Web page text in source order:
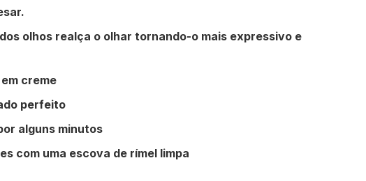
olhosrealça o olhar tornando-o mais expressivo e
creme
perfeito
alguns minutos
com uma escova de rímel limpa